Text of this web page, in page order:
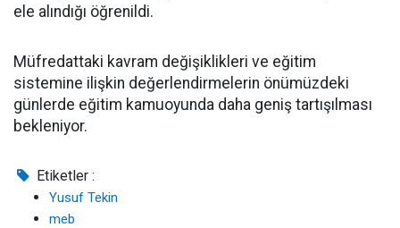
ele alındığı öğrenildi.
Müfredattaki kavram değişiklikleri ve eğitim
sistemine ilişkin değerlendirmelerin önümüzdeki
günlerde eğitim kamuoyunda daha geniş tartışılması
bekleniyor.
Etiketler :
Yusuf Tekin
meb